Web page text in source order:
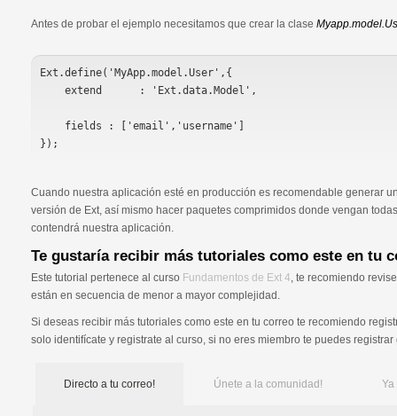
Antes de probar el ejemplo necesitamos que crear la clase
Ext.define('MyApp.model.User',{
});
Cuando nuestra aplicación esté en producción es recomendable generar
versión de Ext, así mismo hacer paquetes comprimidos donde vengan
contendrá nuestra aplicación.
Te gustaría recibir más tutoriales como este en tu
Este tutorial pertenece al curso Fundamentos de Ext 4, te recomiendo
están en secuencia de menor a mayor complejidad.
Si deseas recibir más tutoriales como este en tu correo te recomiendo
solo identifícate y registrate al curso, si no eres miembro te puedes registrar
Directo a tu correo! Únete a la comunidad! Ya